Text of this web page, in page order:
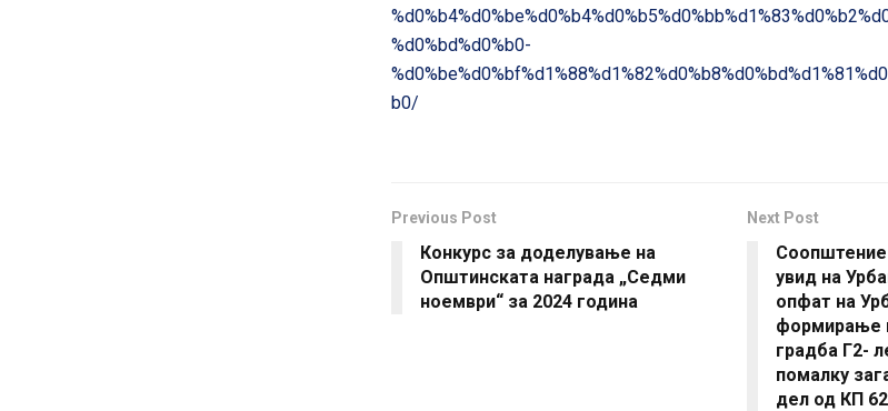
%d0%bd%d0%b0-
b0/
Previous Post
Конкурс за доделување на
Општинската награда „Седми
ноември“ за 2024 година
Next Post
Соопштение
увид на
опфат на
формирање
градба Г2-
помалку
дел од КП